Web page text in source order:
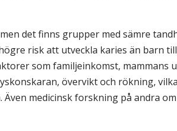
men det finns grupper med sämre
risk att utveckla karies än barn
som familjeinkomst, mammans
övervikt och rökning,
medicinsk forskning på andra